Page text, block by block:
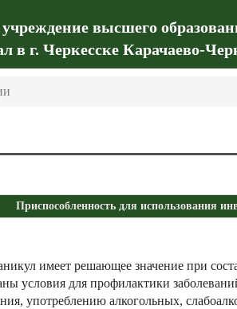
учреждение высшего
г. Черкесске Карачаево-
Приспособленность для использования
имеет решающее значение при
условия для профилактики
употреблению алкогольных,